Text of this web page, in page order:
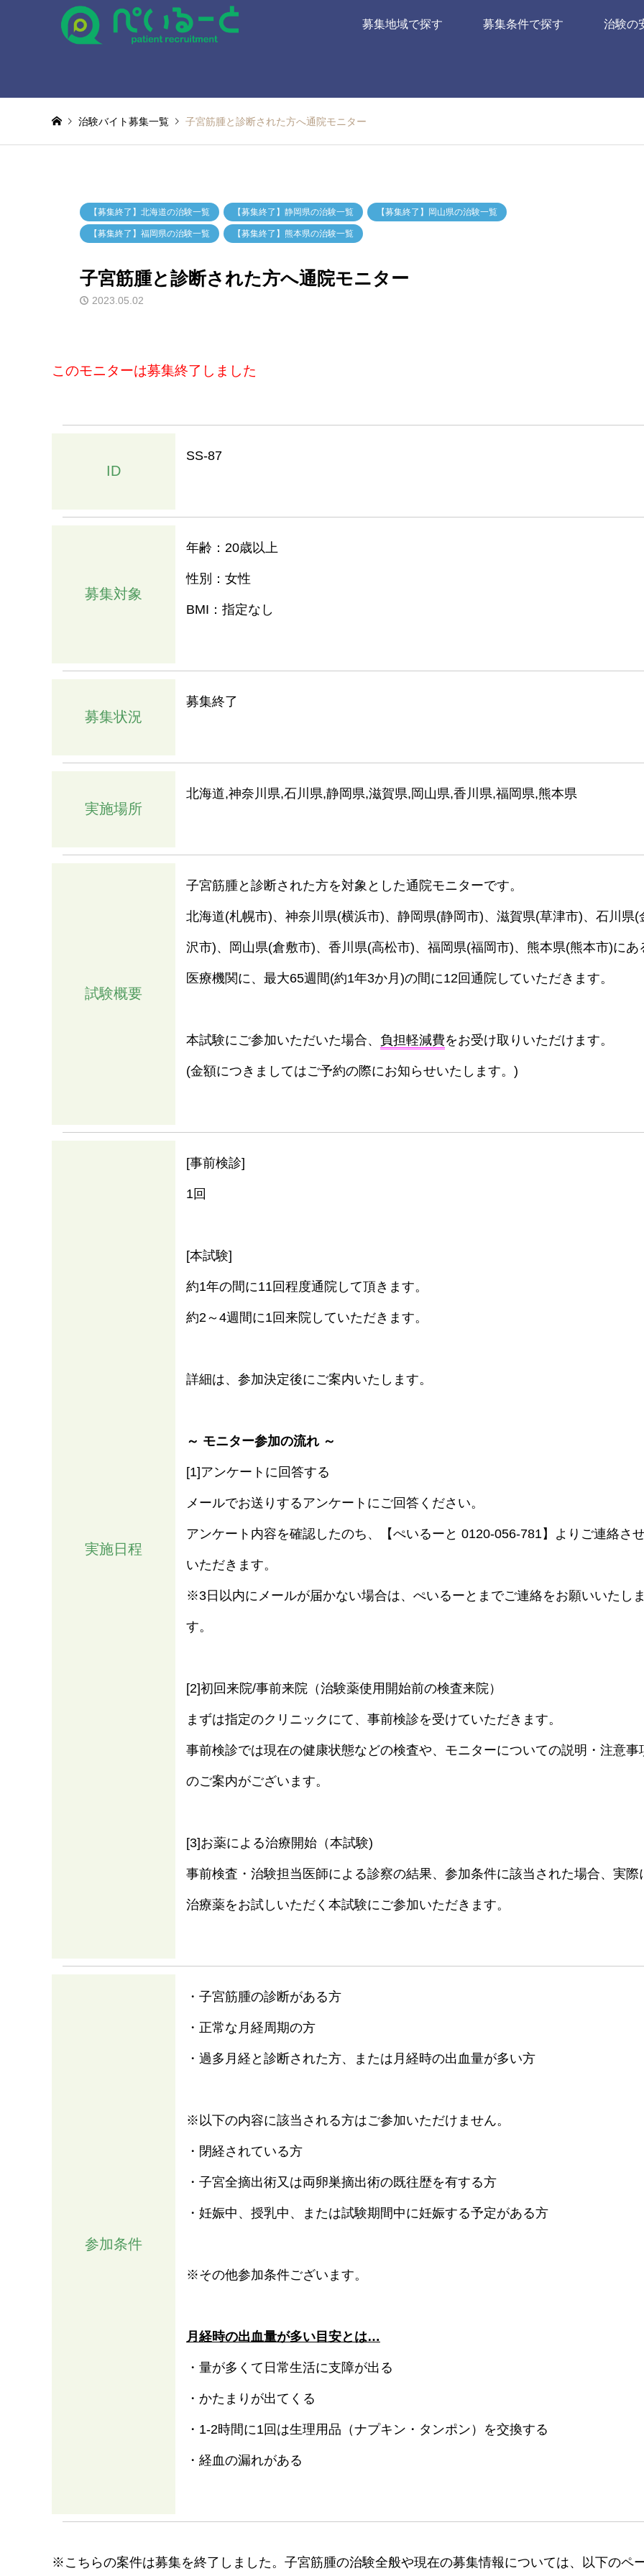
募集地域で探す 募集条件で探す 治験の
治験バイト募集一覧 子宮筋腫と診断された方へ通院モニター
【募集終了】北海道の治験一覧 【募集終了】静岡県の治験一覧 【募集終了】岡山県の治験一覧
【募集終了】福岡県の治験一覧 【募集終了】熊本県の治験一覧
子宮筋腫と診断された方へ通院モニター
2023.05.02
このモニターは募集終了しました
ID
SS-87
募集対象
年齢：20歳以上
性別：女性
BMI：指定なし
募集状況
募集終了
実施場所
北海道,神奈川県,石川県,静岡県,滋賀県,岡山県,香川県,福岡県,熊本県
試験概要
子宮筋腫と診断された方を対象とした通院モニターです。
北海道(札幌市)、神奈川県(横浜市)、静岡県(静岡市)、滋賀県(草津市)、石川県(
沢市)、岡山県(倉敷市)、香川県(高松市)、福岡県(福岡市)、熊本県(熊本市)にあ
医療機関に、最大65週間(約1年3か月)の間に12回通院していただきます。
本試験にご参加いただいた場合、 負担軽減費をお受け取りいただけます。
(金額につきましてはご予約の際にお知らせいたします。)
実施日程
[事前検診]
1回
[本試験]
約1年の間に11回程度通院して頂きます。
約2～4週間に1回来院していただきます。
詳細は、参加決定後にご案内いたします。
～ モニター参加の流れ ～
[1]アンケートに回答する
メールでお送りするアンケートにご回答ください。
アンケート内容を確認したのち、【ぺいるーと 0120-056-781】よりご連絡さ
いただきます。
※3日以内にメールが届かない場合は、ぺいるーとまでご連絡をお願いいたし
す。
[2]初回来院/事前来院（治験薬使用開始前の検査来院）
まずは指定のクリニックにて、事前検診を受けていただきます。
事前検診では現在の健康状態などの検査や、モニターについての説明・注意事
のご案内がございます。
[3]お薬による治療開始（本試験)
事前検査・治験担当医師による診察の結果、参加条件に該当された場合、実際
治療薬をお試しいただく本試験にご参加いただきます。
参加条件
・子宮筋腫の診断がある方
・正常な月経周期の方
・過多月経と診断された方、または月経時の出血量が多い方
※以下の内容に該当される方はご参加いただけません。
・閉経されている方
・子宮全摘出術又は両卵巣摘出術の既往歴を有する方
・妊娠中、授乳中、または試験期間中に妊娠する予定がある方
※その他参加条件ございます。
月経時の出血量が多い目安とは…
・量が多くて日常生活に支障が出る
・かたまりが出てくる
・1-2時間に1回は生理用品（ナプキン・タンポン）を交換する
・経血の漏れがある
※こちらの案件は募集を終了しました。子宮筋腫の治験全般や現在の募集情報については、以下のペ